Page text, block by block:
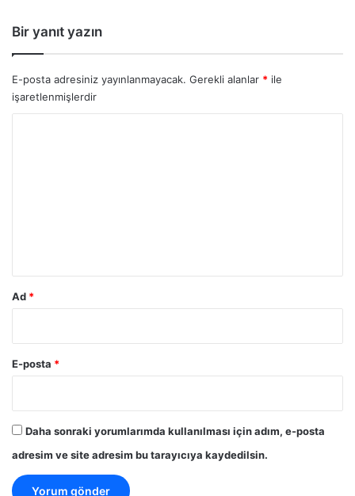
Bir yanıt yazın
E-posta adresiniz yayınlanmayacak. Gerekli alanlar * ile
işaretlenmişlerdir
Ad *
E-posta *
Daha sonraki yorumlarımda kullanılması için adım, e-posta
adresim ve site adresim bu tarayıcıya kaydedilsin.